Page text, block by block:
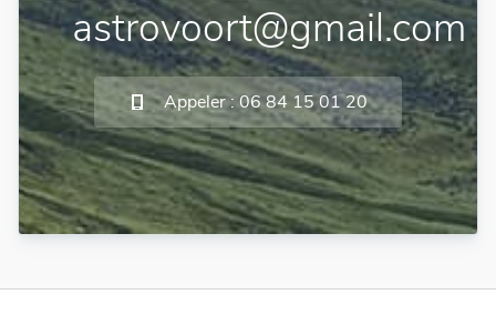
astrovoort@gmail.com
Appeler : 06 84 15 01 20